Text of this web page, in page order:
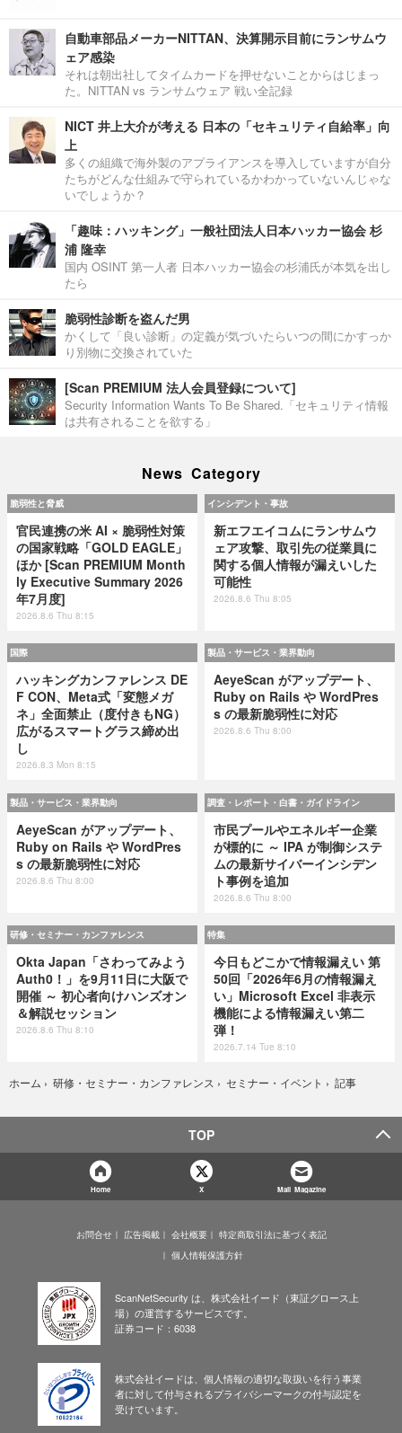
自動車部品メーカーNITTAN、決算開示目前にランサムウ
ェア感染
それは朝出社してタイムカードを押せないことからはじまっ
た。NITTAN vs ランサムウェア 戦い全記録
NICT 井上大介が考える 日本の「セキュリティ自給率」向
上
多くの組織で海外製のアプライアンスを導入していますが自分
たちがどんな仕組みで守られているかわかっていないんじゃな
いでしょうか？
「趣味：ハッキング」一般社団法人日本ハッカー協会 杉
浦 隆幸
国内 OSINT 第一人者 日本ハッカー協会の杉浦氏が本気を出し
たら
脆弱性診断を盗んだ男
かくして「良い診断」の定義が気づいたらいつの間にかすっか
り別物に交換されていた
[Scan PREMIUM 法人会員登録について]
Security Information Wants To Be Shared.「セキュリティ情報
は共有されることを欲する」
News Category
脆弱性と脅威
官民連携の米 AI × 脆弱性対策
の国家戦略「GOLD EAGLE」
ほか [Scan PREMIUM Month
ly Executive Summary 2026
年7月度]
2026.8.6 Thu 8:15
インシデント・事故
新エフエイコムにランサムウ
ェア攻撃、取引先の従業員に
関する個人情報が漏えいした
可能性
2026.8.6 Thu 8:05
国際
ハッキングカンファレンス DE
F CON、Meta式「変態メガ
ネ」全面禁止（度付きもNG）
広がるスマートグラス締め出
し
2026.8.3 Mon 8:15
製品・サービス・業界動向
AeyeScan がアップデート、
Ruby on Rails や WordPres
s の最新脆弱性に対応
2026.8.6 Thu 8:00
製品・サービス・業界動向
AeyeScan がアップデート、
Ruby on Rails や WordPres
s の最新脆弱性に対応
2026.8.6 Thu 8:00
調査・レポート・白書・ガイドライン
市民プールやエネルギー企業
が標的に ～ IPA が制御システ
ムの最新サイバーインシデン
ト事例を追加
2026.8.6 Thu 8:00
研修・セミナー・カンファレンス
Okta Japan「さわってみよう
Auth0！」を9月11日に大阪で
開催 ～ 初心者向けハンズオン
＆解説セッション
2026.8.6 Thu 8:10
特集
今日もどこかで情報漏えい 第
50回「2026年6月の情報漏え
い」Microsoft Excel 非表示
機能による情報漏えい第二
弾！
2026.7.14 Tue 8:10
ホーム › 研修・セミナー・カンファレンス › セミナー・イベント › 記事
TOP
Home X Mail Magazine
お問合せ 広告掲載 会社概要
特定商取引法に基づく表記
個人情報保護方針
ScanNetSecurity は、株式会社イード（東証グロース上
場）の運営するサービスです。
証券コード：6038
株式会社イードは、個人情報の適切な取扱いを行う事業
者に対して付与されるプライバシーマークの付与認定を
受けています。